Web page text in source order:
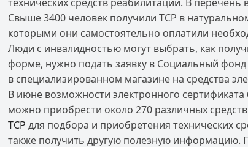
Свыше 3400 человек получили ТСР в
которыми они самостоятельно оплатили
Люди с инвалидностью могут выбрать, как
форме, нужно подать заявку в Социальный
в специализированном магазине на средства
В июне возможности электронного
можно приобрести около 270 различных
ТСР для подбора и приобретения технических
также получить другую полезную информацию.